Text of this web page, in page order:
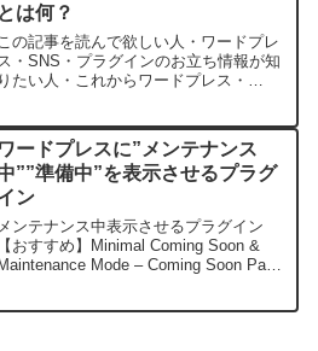
とは何？
の記事を読んで欲しい人・ワードプレ
・SNS・プラグインのお立ち情報が知
りたい人・これからワードプレス・
い人WordPressとは何？WordPressとは
何かに...
ワードプレスに”メンテナンス
””準備中”を表示させるプラグ
ン
メンテナンス中表示させるプラグイン
【おすすめ】Minimal Coming Soon &
Maintenance Mode – Coming Soon Page